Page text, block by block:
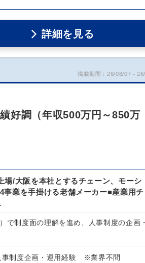
詳細を見る
掲載期間：26/08/07～
好調（年収500万円～850万
/大阪を本社とするチェーン、モーシ
事業を手掛ける老舗メーカー■産業用チ
で制度面の理解を進め、人事制度の企画・
制度企画・運用経験 ※業界不問